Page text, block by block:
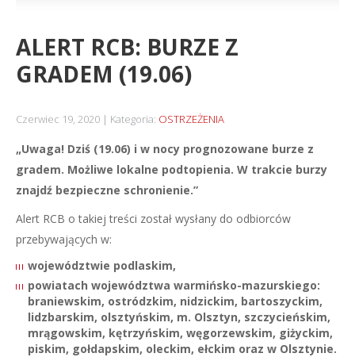
ALERT RCB: BURZE Z
GRADEM (19.06)
Czerwiec 19, 2020 Kategoria: OSTRZEŻENIA
„Uwaga! Dziś (19.06) i w nocy prognozowane burze z
gradem. Możliwe lokalne podtopienia. W trakcie burzy
znajdź bezpieczne schronienie.”
Alert RCB o takiej treści został wysłany do odbiorców
przebywających w:
województwie podlaskim,
powiatach województwa warmińsko-mazurskiego:
braniewskim, ostródzkim, nidzickim, bartoszyckim,
lidzbarskim, olsztyńskim, m. Olsztyn, szczycieńskim,
mrągowskim, kętrzyńskim, węgorzewskim, giżyckim,
piskim, gołdapskim, oleckim, ełckim oraz w Olsztynie.